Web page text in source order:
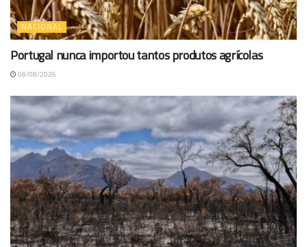
NACIONAL
Portugal nunca importou tantos produtos agrícolas
08/08/2026